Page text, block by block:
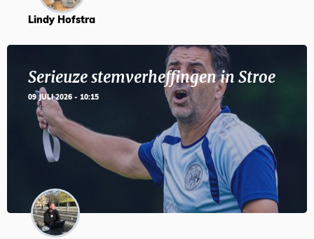
Lindy Hofstra
Serieuze stemverheffingen in Stroe
09 JULI 2026 - 10:15